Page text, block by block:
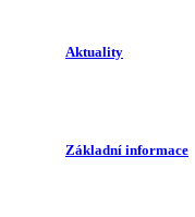
Aktuality
Základní informace